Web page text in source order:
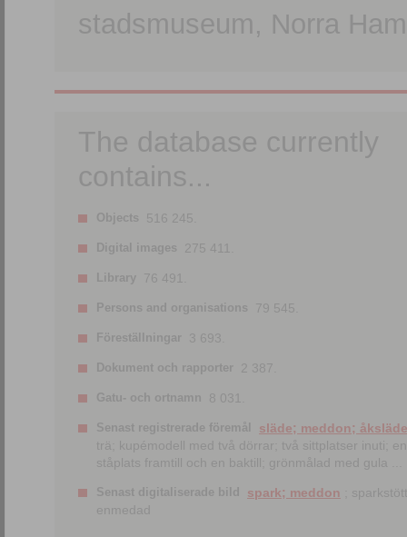
stadsmuseum, Norra
The database currently
contains...
Objects 516 245.
Digital images 275 411.
Library 76 491.
Persons and organisations 79 545.
Föreställningar 3 693.
Dokument och rapporter 2 387.
Gatu- och ortnamn 8 031.
Senast registrerade föremål
släde; meddon; åksläde
trä; kupémodell med två dörrar; två sittplatser inuti; en
ståplats framtill och en baktill; grönmålad med gula ...
Senast digitaliserade bild spark; meddon ;
enmedad